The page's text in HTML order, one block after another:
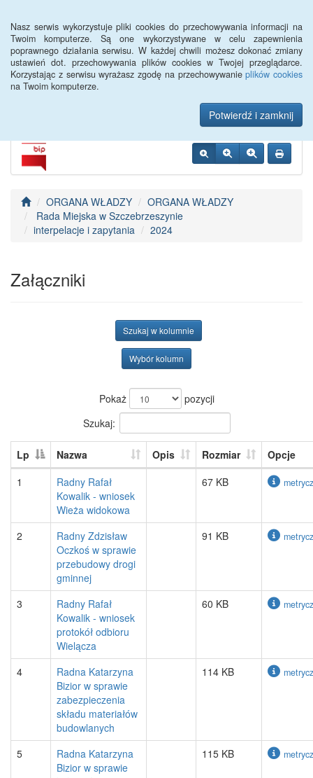
Nasz serwis wykorzystuje pliki cookies do przechowywania informacji na
Twoim komputerze. Są one wykorzystywane w celu zapewnienia
poprawnego działania serwisu. W każdej chwili możesz dokonać zmiany
ustawień dot. przechowywania plików cookies w Twojej przeglądarce.
Korzystając z serwisu wyrażasz zgodę na przechowywanieplików cookies
na Twoim komputerze.
Potwierdź i zamknij
Urząd Miejski w
Szczebrzeszynie
ORGANA WŁADZY
ORGANA WŁADZY
Rada Miejska w Szczebrzeszynie
interpelacje i zapytania
2024
Załączniki
Szukaj w kolumnie
Wybór kolumn
Pokaż
pozycji
Szukaj:
Lp Nazwa Opis Rozmiar
Opcje
1
Radny Rafał
Kowalik - wniosek
Wieża widokowa
67 KB
2
Radny Zdzisław
Oczkoś w sprawie
przebudowy drogi
gminnej
91 KB
3
Radny Rafał
Kowalik - wniosek
protokół odbioru
Wielącza
60 KB
4
Radna Katarzyna
Bizior w sprawie
zabezpieczenia
składu materiałów
budowlanych
114 KB
5
Radna Katarzyna
Bizior w sprawie
115 KB